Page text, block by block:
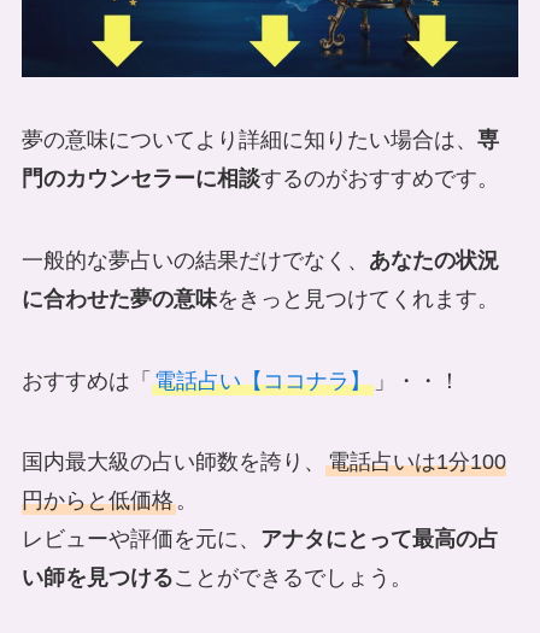
夢の意味についてより詳細に知りたい場合は、 専
門のカウンセラーに相談するのがおすすめです。
一般的な夢占いの結果だけでなく、 あなたの状況
に合わせた夢の意味をきっと見つけてくれます。
おすすめは「 電話占い【ココナラ】」・・！
国内最大級の占い師数を誇り、 電話占いは1分100
円からと低価格。
レビューや評価を元に、 アナタにとって最高の占
い師を見つけることができるでしょう。